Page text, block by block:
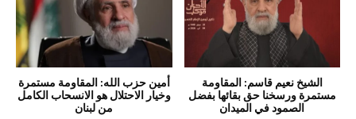
الشيخ نعيم قاسم: المقاومة
مستمرة ورسخنا حق بقائها بفضل
الصمود في الميدان
أمين حزب الله: المقاومة مستمرة
وخيار الاحتلال هو الانسحاب الكامل
من لبنان